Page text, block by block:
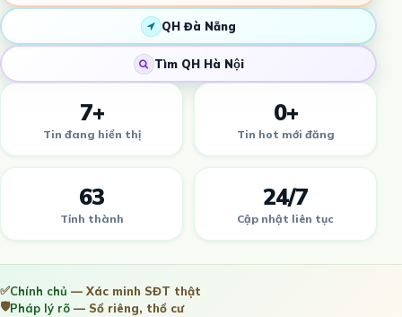
QH Đà Nẵng
Tìm QH Hà Nội
7+
Tin đang hiển thị
0+
Tin hot mới đăng
63
Tỉnh thành
24/7
Cập nhật liên tục
✅Chính chủ — Xác minh SĐT thật
🛡️Pháp lý rõ — Sổ riêng, thổ cư